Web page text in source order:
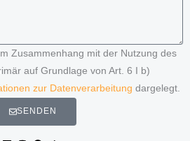
Zusammenhang mit der Nutzung des
auf Grundlage von Art. 6 I b)
zur Datenverarbeitung dargelegt.
SENDEN